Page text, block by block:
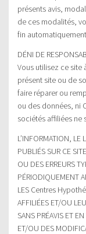
présents avis,
de ces modalités,
fin
DÉNI DE
Vous utilisez ce site
présent site ou de
faire réparer ou
ou des données, ni
sociétés affiliées ne
L’INFORMATION, LE
PUBLIÉS SUR CE
OU DES ERREURS
PÉRIODIQUEMENT
LES Centres
AFFILIÉES ET/OU
SANS PRÉAVIS ET
ET/OU DES